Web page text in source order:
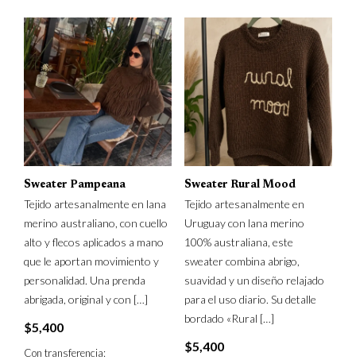
Sweater Pampeana
Tejido artesanalmente en lana
merino australiano, con cuello
alto y flecos aplicados a mano
que le aportan movimiento y
personalidad. Una prenda
abrigada, original y con […]
$5,400
Con transferencia:
Sweater Rural Mood
Tejido artesanalmente en
Uruguay con lana merino
100% australiana, este
sweater combina abrigo,
suavidad y un diseño relajado
para el uso diario. Su detalle
bordado «Rural […]
$5,400